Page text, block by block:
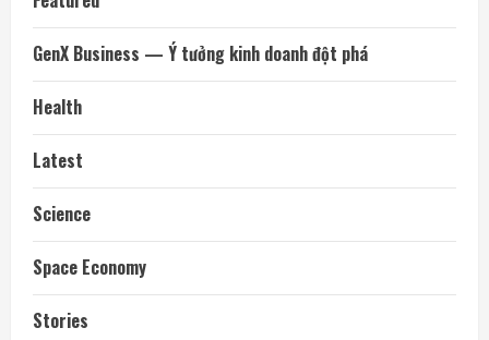
GenX Business — Ý tưởng kinh doanh đột phá
Health
Latest
Science
Space Economy
Stories